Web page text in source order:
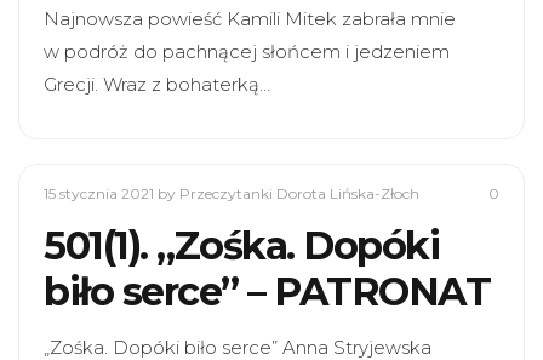
Najnowsza powieść Kamili Mitek zabrała mnie
w podróż do pachnącej słońcem i jedzeniem
Grecji. Wraz z bohaterką…
15 stycznia 2021 by Przeczytanki Dorota Lińska-Złoch 0
501(1). „Zośka. Dopóki
biło serce” – PATRONAT
„Zośka. Dopóki biło serce” Anna Stryjewska